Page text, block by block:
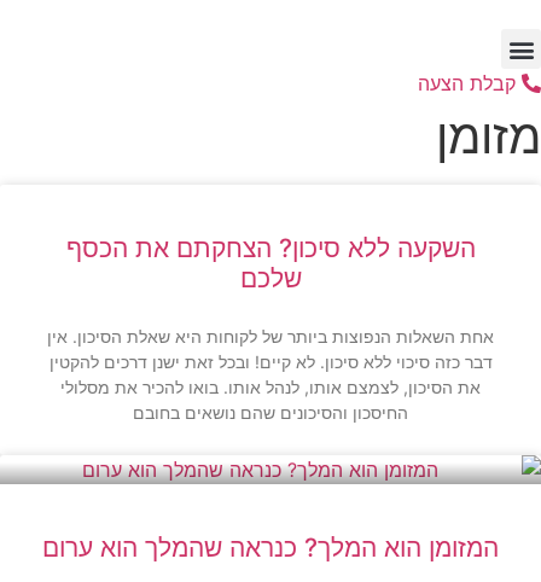
לתוכן
קבלת הצעה
מזומן
השקעה ללא סיכון? הצחקתם את הכסף
שלכם
אחת השאלות הנפוצות ביותר של לקוחות היא שאלת הסיכון. אין
דבר כזה סיכוי ללא סיכון. לא קיים! ובכל זאת ישנן דרכים להקטין
את הסיכון, לצמצם אותו, לנהל אותו. בואו להכיר את מסלולי
החיסכון והסיכונים שהם נושאים בחובם
המזומן הוא המלך? כנראה שהמלך הוא ערום